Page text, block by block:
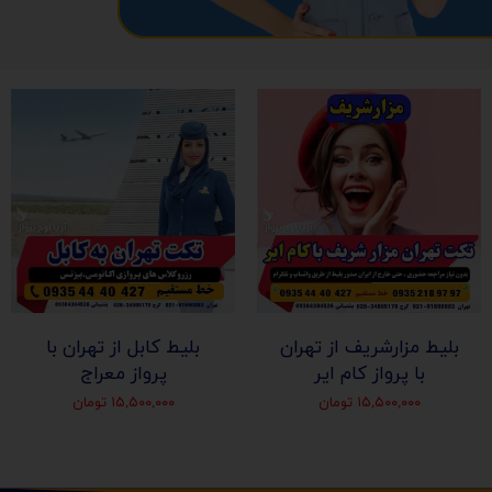
بلیط مزارشریف از تهران
با پرواز کام ایر
۱۵,۵۰۰,۰۰۰ تومان
بلیط کابل از تهران با
پرواز معراج
۱۵,۵۰۰,۰۰۰ تومان